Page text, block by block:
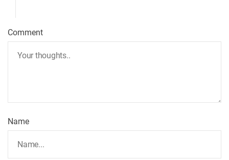
Comment
Name